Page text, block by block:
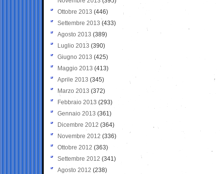
Ottobre 2013 (446)
Settembre 2013 (433)
Agosto 2013 (389)
Luglio 2013 (390)
Giugno 2013 (425)
Maggio 2013 (413)
Aprile 2013 (345)
Marzo 2013 (372)
Febbraio 2013 (293)
Gennaio 2013 (361)
Dicembre 2012 (364)
Novembre 2012 (336)
Ottobre 2012 (363)
Settembre 2012 (341)
Agosto 2012 (238)